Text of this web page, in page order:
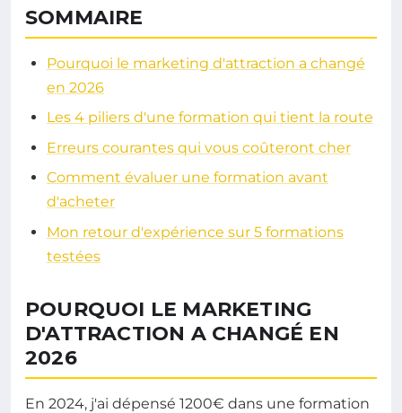
SOMMAIRE
Pourquoi le marketing d'attraction a changé
en 2026
Les 4 piliers d'une formation qui tient la route
Erreurs courantes qui vous coûteront cher
Comment évaluer une formation avant
d'acheter
Mon retour d'expérience sur 5 formations
testées
POURQUOI LE MARKETING
D'ATTRACTION A CHANGÉ EN
2026
En 2024, j'ai dépensé 1200€ dans une formation